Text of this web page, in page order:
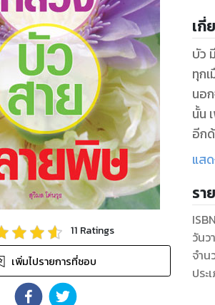
11 Ratings
เพิ่มไปรายการที่ชอบ
เกี่
บัว
ทุก
นอก
นั้น
อีก
นอ
แส
รา
วันว
จำน
ประ